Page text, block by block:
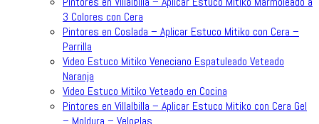
3 Colores con Cera
Pintores en Coslada – Aplicar Estuco Mitiko con Cera –
Parrilla
Video Estuco Mitiko Veneciano Espatuleado Veteado
Naranja
Video Estuco Mitiko Veteado en Cocina
Pintores en Villalbilla – Aplicar Estuco Mitiko con Cera Gel
– Moldura – Veloglas